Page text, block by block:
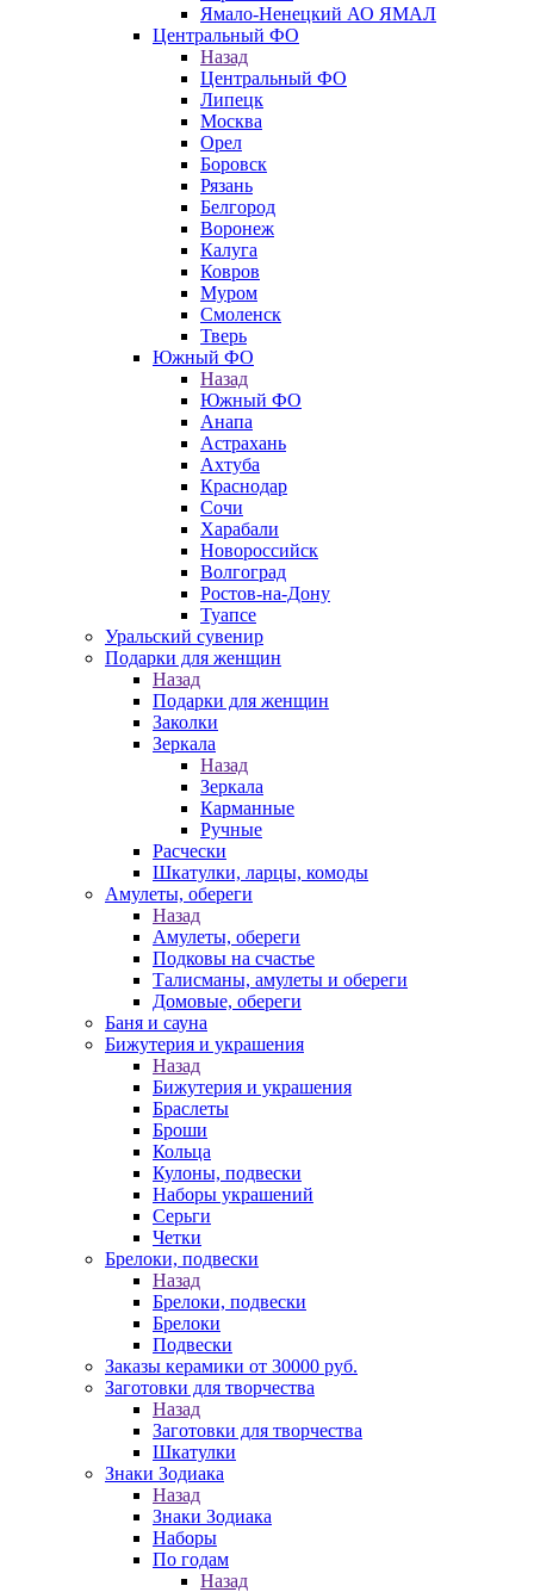
Ямало-Ненецкий АО ЯМАЛ
Центральный ФО
Назад
Центральный ФО
Липецк
Москва
Орел
Боровск
Рязань
Белгород
Воронеж
Калуга
Ковров
Муром
Смоленск
Тверь
Южный ФО
Назад
Южный ФО
Анапа
Астрахань
Ахтуба
Краснодар
Сочи
Харабали
Новороссийск
Волгоград
Ростов-на-Дону
Туапсе
Уральский сувенир
Подарки для женщин
Назад
Подарки для женщин
Заколки
Зеркала
Назад
Зеркала
Карманные
Ручные
Расчески
Шкатулки, ларцы, комоды
Амулеты, обереги
Назад
Амулеты, обереги
Подковы на счастье
Талисманы, амулеты и обереги
Домовые, обереги
Баня и сауна
Бижутерия и украшения
Назад
Бижутерия и украшения
Браслеты
Броши
Кольца
Кулоны, подвески
Наборы украшений
Серьги
Четки
Брелоки, подвески
Назад
Брелоки, подвески
Брелоки
Подвески
Заказы керамики от 30000 руб.
Заготовки для творчества
Назад
Заготовки для творчества
Шкатулки
Знаки Зодиака
Назад
Знаки Зодиака
Наборы
По годам
Назад